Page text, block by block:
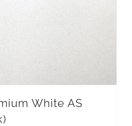
White AS